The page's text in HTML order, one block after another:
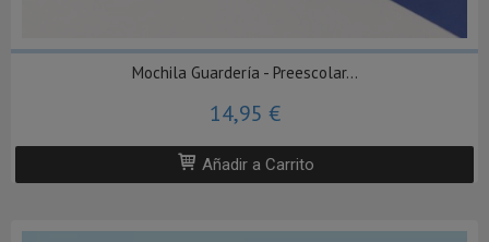
Mochila Guardería - Preescolar...
14,95 €
Añadir a Carrito